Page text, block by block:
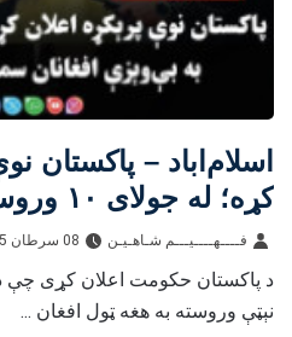
اسلام‌اباد – پاکستان
کړه؛ له
افغانان سمدستي
فــــهــــيـــم شـاهـیـن‎‎ 08 سرطان 1405
نېټې وروسته به هغه ټول افغان ...